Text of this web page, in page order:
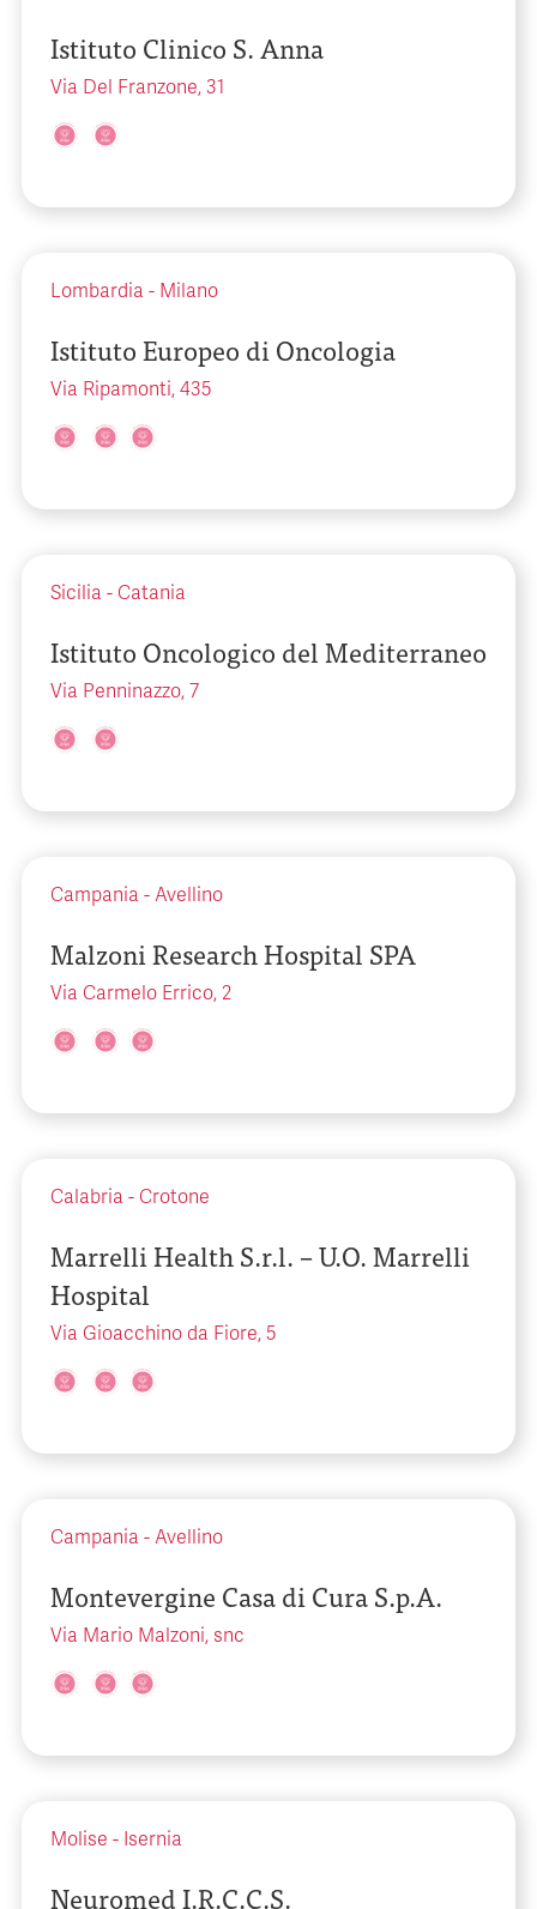
Istituto Clinico S. Anna
Via Del Franzone, 31
Lombardia - Milano
Istituto Europeo di Oncologia
Via Ripamonti, 435
Sicilia - Catania
Istituto Oncologico del Mediterraneo
Via Penninazzo, 7
Campania - Avellino
Malzoni Research Hospital SPA
Via Carmelo Errico, 2
Calabria - Crotone
Marrelli Health S.r.l. – U.O. Marrelli
Hospital
Via Gioacchino da Fiore, 5
Campania - Avellino
Montevergine Casa di Cura S.p.A.
Via Mario Malzoni, snc
Molise - Isernia
Neuromed I.R.C.C.S.